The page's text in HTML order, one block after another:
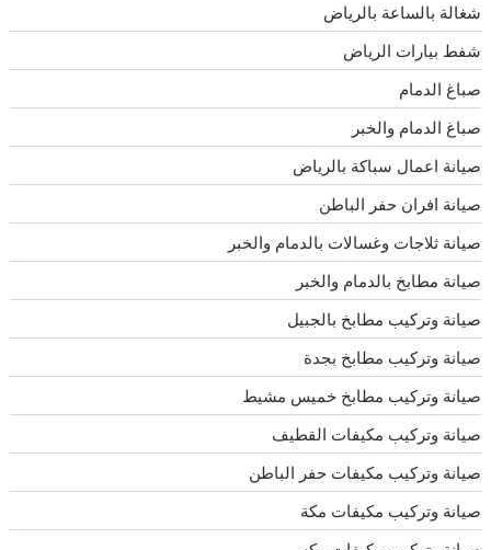
شغالة بالساعة بالرياض
شفط بيارات الرياض
صباغ الدمام
صباغ الدمام والخبر
صيانة اعمال سباكة بالرياض
صيانة افران حفر الباطن
صيانة ثلاجات وغسالات بالدمام والخبر
صيانة مطابخ بالدمام والخبر
صيانة وتركيب مطابخ بالجبيل
صيانة وتركيب مطابخ بجدة
صيانة وتركيب مطابخ خميس مشيط
صيانة وتركيب مكيفات القطيف
صيانة وتركيب مكيفات حفر الباطن
صيانة وتركيب مكيفات مكة